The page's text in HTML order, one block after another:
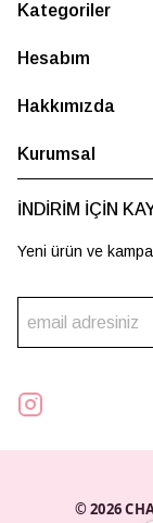
Kategoriler
Hesabım
Hakkımızda
Kurumsal
İNDİRİM İÇİN
Yeni ürün ve
© 2026